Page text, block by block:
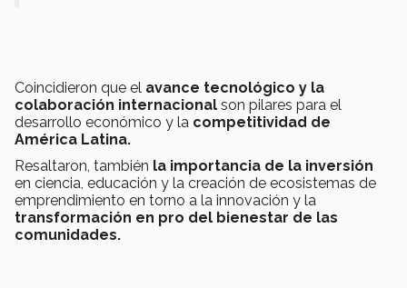
Coincidieron que el avance tecnológico y la
colaboración internacional son pilares para el
desarrollo económico y la competitividad de
América Latina.
Resaltaron, también la importancia de la inversión
en ciencia, educación y la creación de ecosistemas de
emprendimiento en torno a la innovación y la
transformación en pro del bienestar de las
comunidades.